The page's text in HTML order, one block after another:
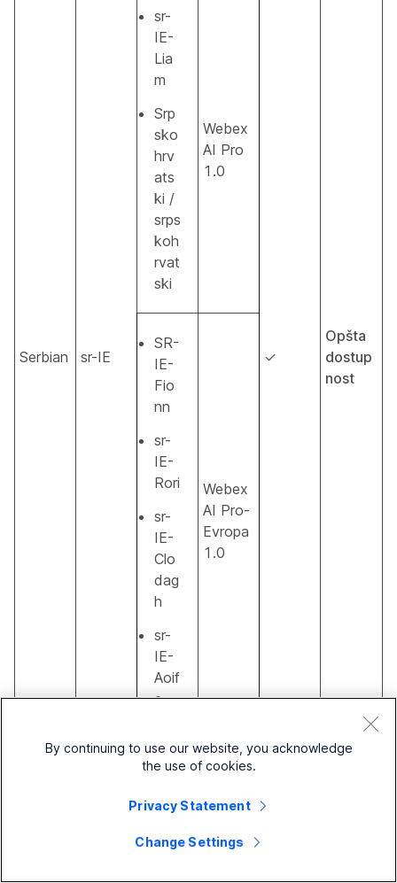
Serbian sr-IE
sr-
IE-
Lia
m
Srp
sko
hrv
ats
ki /
srps
koh
rvat
ski
Webex
AI Pro
1.0
✓
Opšta
dostup
nost
SR-
IE-
Fio
nn
sr-
IE-
Rori
sr-
IE-
Clo
dag
h
sr-
IE-
Aoif
e
Webex
AI Pro-
Evropa
1.0
Srp
srps
AI Pro
By continuing to use our website, you acknowledge
the use of cookies.
Privacy Statement
Change Settings